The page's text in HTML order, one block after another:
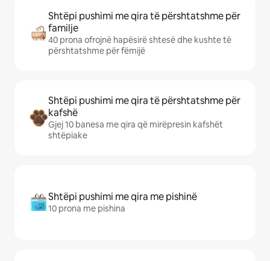
Shtëpi pushimi me qira të përshtatshme për
familje
40 prona ofrojnë hapësirë shtesë dhe kushte të
përshtatshme për fëmijë
Shtëpi pushimi me qira të përshtatshme për
kafshë
Gjej 10 banesa me qira që mirëpresin kafshët
shtëpiake
Shtëpi pushimi me qira me pishinë
10 prona me pishina